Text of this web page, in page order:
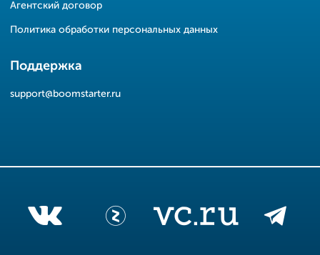
Агентский договор
Политика обработки персональных данных
Поддержка
support@boomstarter.ru